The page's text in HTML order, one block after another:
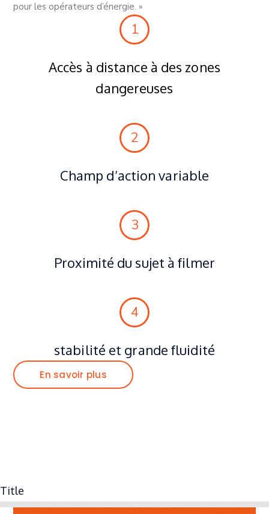
pour les opérateurs d’énergie. »
1
Accès à distance à des zones
dangereuses
2
Champ d’action variable
3
Proximité du sujet à filmer
4
stabilité et grande fluidité
En savoir plus
Title